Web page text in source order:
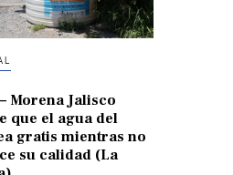
Morena Jalisco
que el agua del
gratis mientras no
su calidad (La